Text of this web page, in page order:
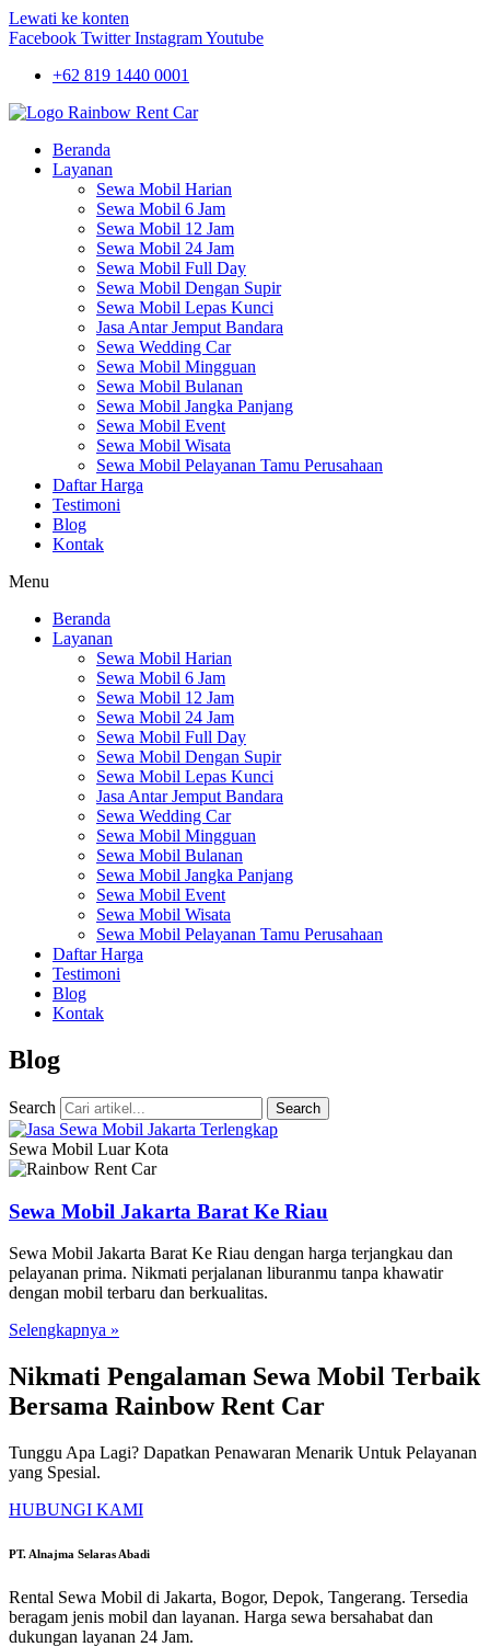
Lewati ke konten
Facebook Twitter InstagramYoutube
+62 819 1440 0001
Beranda
Layanan
Sewa Mobil Harian
Sewa Mobil 6 Jam
Sewa Mobil 12 Jam
Sewa Mobil 24 Jam
Sewa Mobil Full Day
Sewa Mobil Dengan Supir
Sewa Mobil Lepas Kunci
Jasa Antar Jemput Bandara
Sewa Wedding Car
Sewa Mobil Mingguan
Sewa Mobil Bulanan
Sewa Mobil Jangka Panjang
Sewa Mobil Event
Sewa Mobil Wisata
Sewa Mobil Pelayanan Tamu Perusahaan
Daftar Harga
Testimoni
Blog
Kontak
Menu
Beranda
Layanan
Sewa Mobil Harian
Sewa Mobil 6 Jam
Sewa Mobil 12 Jam
Sewa Mobil 24 Jam
Sewa Mobil Full Day
Sewa Mobil Dengan Supir
Sewa Mobil Lepas Kunci
Jasa Antar Jemput Bandara
Sewa Wedding Car
Sewa Mobil Mingguan
Sewa Mobil Bulanan
Sewa Mobil Jangka Panjang
Sewa Mobil Event
Sewa Mobil Wisata
Sewa Mobil Pelayanan Tamu Perusahaan
Daftar Harga
Testimoni
Blog
Kontak
Blog
Search Search
Sewa Mobil Luar Kota
Sewa Mobil Jakarta Barat Ke Riau
Sewa Mobil Jakarta Barat Ke Riau dengan harga terjangkau dan
pelayanan prima. Nikmati perjalanan liburanmu tanpa khawatir
dengan mobil terbaru dan berkualitas.
Selengkapnya »
Nikmati Pengalaman Sewa Mobil Terbaik
Bersama Rainbow Rent Car
Tunggu Apa Lagi? Dapatkan Penawaran Menarik Untuk Pelayanan
yang Spesial.
HUBUNGI KAMI
PT. Alnajma Selaras Abadi
Rental Sewa Mobil di Jakarta, Bogor, Depok, Tangerang. Tersedia
beragam jenis mobil dan layanan. Harga sewa bersahabat dan
dukungan layanan 24 Jam.